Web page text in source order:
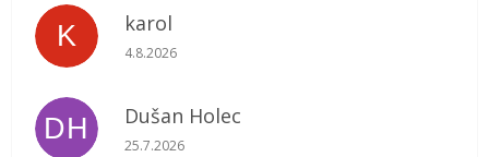
K karol
Hodnotenie obchodu je 5 z 5 hviezdičiek.
4.8.2026
DH Dušan Holec
Hodnotenie obchodu je 5 z 5 hviezdičiek.
25.7.2026